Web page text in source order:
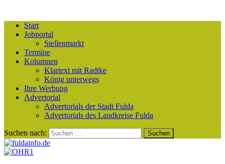
Start
Jobportal
Stellenmarkt
Termine
Kolumnen
Klartext mit Radtke
König unterwegs
Ihre Werbung
Advertorial
Advertorials der Stadt Fulda
Advertorials des Landkreise Fulda
Suchen nach: